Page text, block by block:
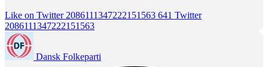
Like on Twitter 2086111347222151563 641 Twitter
2086111347222151563
Dansk Folkeparti